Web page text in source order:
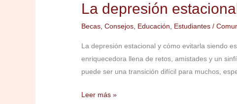
La depresión
Becas,Consejos, Educación, Estudiantes /
La depresión estacional y cómo evitarla siendo
enriquecedora llena de retos, amistades y un
puede ser una transición difícil para muchos,
estacional
evitarla
siendo
estudiante
Leer más »